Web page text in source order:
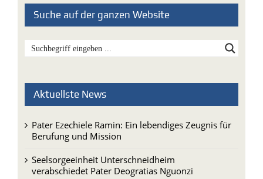
Suche auf der ganzen Website
Aktuellste News
Berufung und Mission